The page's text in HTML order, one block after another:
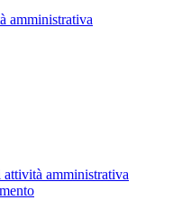
amministrativa
attività amministrativa